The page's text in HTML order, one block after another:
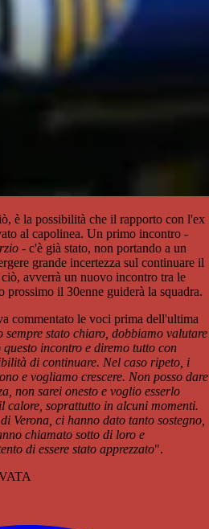
è la possibilità che il rapporto con l'ex
al capolinea. Un primo incontro -
- c'è già stato, non portando a un
grande incertezza sul continuare il
avverrà un nuovo incontro tra le
prossimo il 30enne guiderà la squadra.
commentato le voci prima dell'ultima
sempre stato chiaro, dobbiamo valutare
incontro e diremo tutto con
di continuare. Nel caso ripeto, i
e vogliamo crescere. Non posso dare
non sarei onesto e voglio esserlo
calore, soprattutto in alcuni momenti.
Verona, ci hanno dato tanto sostegno,
chiamato sotto di loro e
di essere stato apprezzato".